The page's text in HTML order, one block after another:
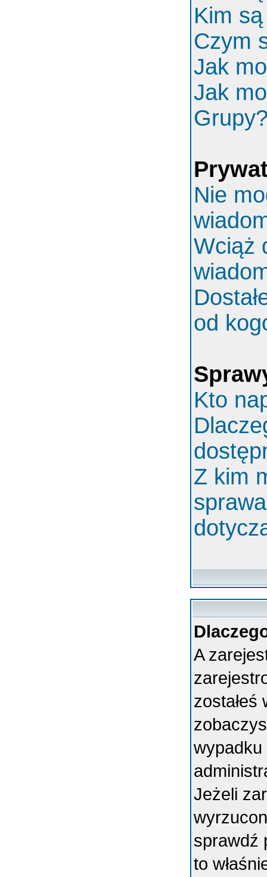
Kim
Czym
Jak
Jak
Nie
Wciąż
od
Kto
Z kim
A
zostałeś
wypadku
Jeżeli
sprawdź
to